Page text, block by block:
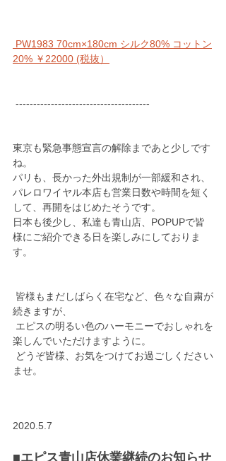
20% ￥22000 (税抜）
--------------------------------------
東京も緊急事態宣言の解除まであと少しです
ね。
パリも、長かった外出規制が一部緩和され、
パレロワイヤル本店も営業日数や時間を短く
して、再開をはじめたそうです。
日本も後少し、私達も青山店、POPUPで皆
様にご紹介できる日を楽しみにしておりま
す。
続きますが、
楽しんでいただけますように。
ませ。
2020.5.7
■エピス青山店休業継続のお知らせ